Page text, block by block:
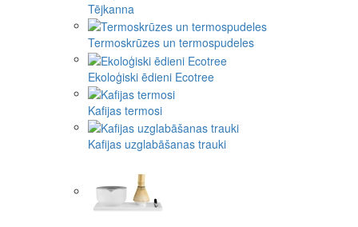
Tējkanna
Termoskrūzes un termospudeles
Ekoloģiski ēdieni Ecotree
Kafijas termosi
Kafijas uzglabāšanas trauki